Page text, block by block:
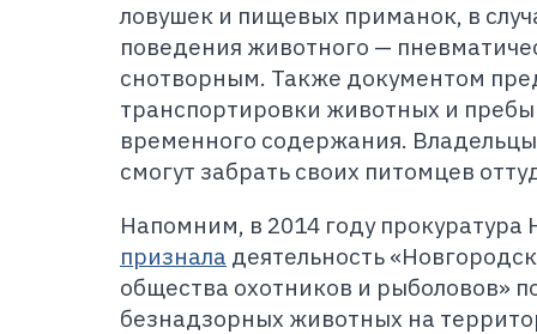
ловушек и пищевых приманок, в
поведения животного —
снотворным. Также документом
транспортировки животных и
временного содержания.
смогут забрать своих питомцев
Напомним, в 2014 году прокуратура
признала деятельность
общества охотников и рыболовов»
безнадзорных животных на